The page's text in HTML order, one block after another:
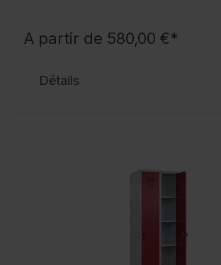
A partir de 580,00 €*
Détails